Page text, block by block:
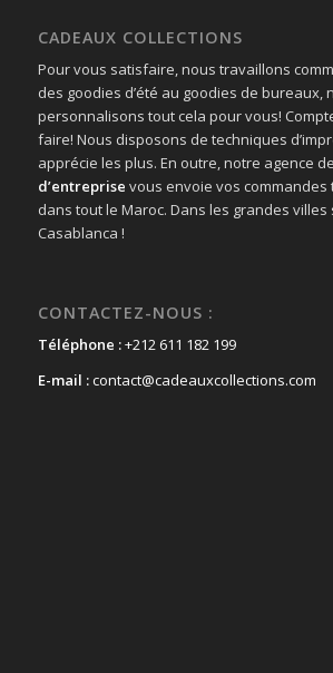
CADEAUX COLLECTIONS
Pour vous satisfaire, nous travaillons
des goodies d’été au goodies de bureaux,
personnalisons tout cela pour vous!
faire! Nous disposons de techniques
apprécie les plus. En outre, notre agence de
d’entreprise vous envoie vos
dans tout le Maroc. Dans les grandes villes
Casablanca !
CONTACTEZ-NOUS :
Téléphone :+212 611 182 199
E-mail :contact@cadeauxcollections.com